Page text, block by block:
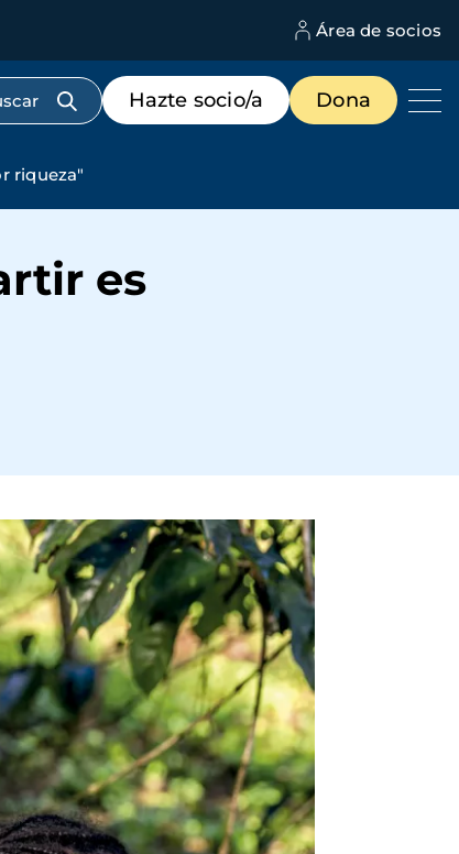
Área de socios
Menú
de
destacados
Hazte socio/a Dona
riqueza"
es